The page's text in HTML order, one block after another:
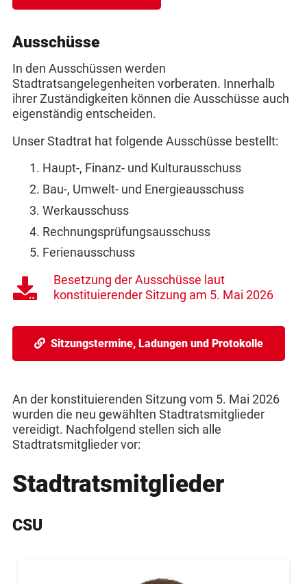
Ausschüsse
In den Ausschüssen werden
Stadtratsangelegenheiten vorberaten. Innerhalb
ihrer Zuständigkeiten können die Ausschüsse auch
eigenständig entscheiden.
Unser Stadtrat hat folgende Ausschüsse bestellt:
Haupt-, Finanz- und Kulturausschuss
Bau-, Umwelt- und Energieausschuss
Werkausschuss
Rechnungsprüfungsausschuss
Ferienausschuss
Besetzung der Ausschüsse laut
konstituierender Sitzung am 5. Mai 2026
Sitzungstermine, Ladungen und Protokolle
An der konstituierenden Sitzung vom 5. Mai 2026
wurden die neu gewählten Stadtratsmitglieder
vereidigt. Nachfolgend stellen sich alle
Stadtratsmitglieder vor:
Stadtratsmitglieder
CSU